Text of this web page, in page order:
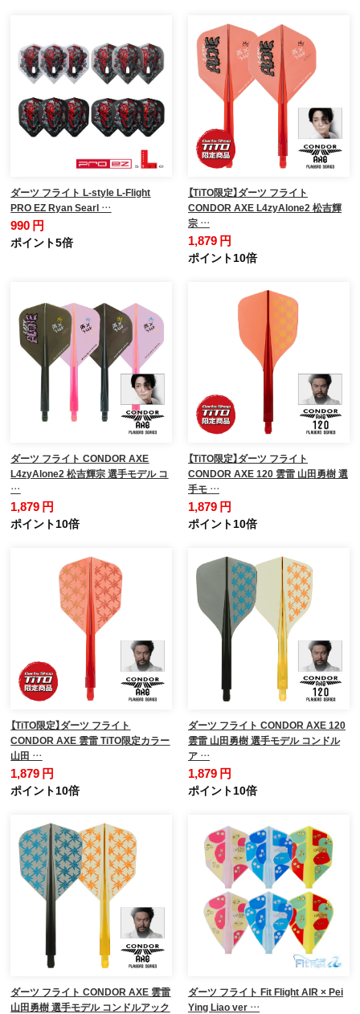
ダーツ フライト L-style L-Flight
PRO EZ Ryan Searl …
990 円
ポイント5倍
【TiTO限定】ダーツ フライト
CONDOR AXE L4zyAlone2 松吉輝
宗 …
1,879 円
ポイント10倍
ダーツ フライト CONDOR AXE
L4zyAlone2 松吉輝宗 選手モデル コ
…
1,879 円
ポイント10倍
【TiTO限定】ダーツ フライト
CONDOR AXE 120 雲雷 山田勇樹 選
手モ …
1,879 円
ポイント10倍
【TiTO限定】ダーツ フライト
CONDOR AXE 雲雷 TiTO限定カラー
山田 …
1,879 円
ポイント10倍
ダーツ フライト CONDOR AXE 120
雲雷 山田勇樹 選手モデル コンドル
ア …
1,879 円
ポイント10倍
ダーツ フライト CONDOR AXE 雲雷
山田勇樹 選手モデル コンドルアック
ダーツ フライト Fit Flight AIR × Pei
Ying Liao ver …